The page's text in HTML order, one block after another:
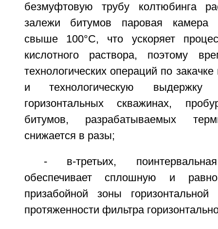
безмуфтовую трубу колтюбинга
залежи битумов паровая камера
свыше 100°C, что ускоряет
кислотного раствора, поэтому
технологических операций по закачке
и технологическую
горизонтальных скважинах,
битумов, разрабатываемых
снижается в разы;
- в-третьих,
обеспечивает сплошную и
призабойной зоны
протяженности фильтра